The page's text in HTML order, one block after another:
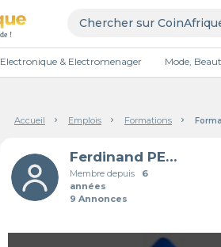
Electronique & Electromenager Mode,
Accueil Emplois Formations
Ferdinand PENE LARÉ
Membre depuis6
années
9 Annonces